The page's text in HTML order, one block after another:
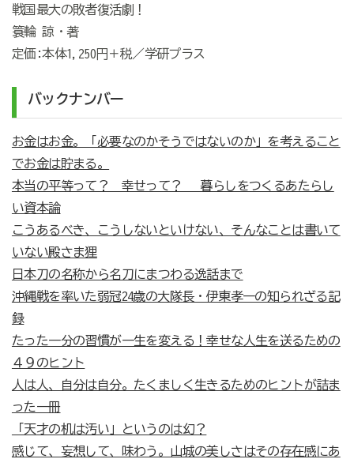
戦国最大の敗者復活劇！
簑輪 諒・著
定価:本体1,250円＋税／学研プラス
バックナンバー
お金はお金。「必要なのかそうではないのか」を考えること
でお金は貯まる。
本当の平等って？ 幸せって？ 暮らしをつくるあたらし
い資本論
こうあるべき、こうしないといけない、そんなことは書いて
いない殿さま狸
日本刀の名称から名刀にまつわる逸話まで
沖縄戦を率いた弱冠24歳の大隊長・伊東孝一の知られざる記
録
たった一分の習慣が一生を変える！幸せな人生を送るための
４９のヒント
人は人、自分は自分。たくましく生きるためのヒントが詰ま
った一冊
「天才の机は汚い」というのは幻？
感じて、妄想して、味わう。山城の美しさはその存在感にあ